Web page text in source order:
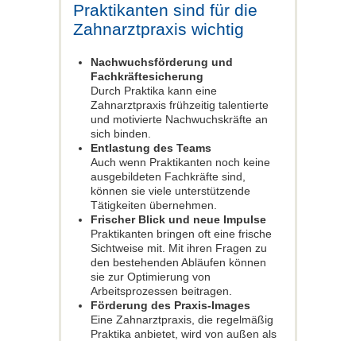
Praktikanten sind für die
Zahnarztpraxis wichtig
Nachwuchsförderung und
Fachkräftesicherung
Durch Praktika kann eine
Zahnarztpraxis frühzeitig talentierte
und motivierte Nachwuchskräfte an
sich binden.
Entlastung des Teams
Auch wenn Praktikanten noch keine
ausgebildeten Fachkräfte sind,
können sie viele unterstützende
Tätigkeiten übernehmen.
Frischer Blick und neue Impulse
Praktikanten bringen oft eine frische
Sichtweise mit. Mit ihren Fragen zu
den bestehenden Abläufen können
sie zur Optimierung von
Arbeitsprozessen beitragen.
Förderung des Praxis-Images
Eine Zahnarztpraxis, die regelmäßig
Praktika anbietet, wird von außen als